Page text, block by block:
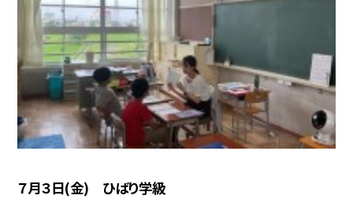
７月３日(金) ひばり学級